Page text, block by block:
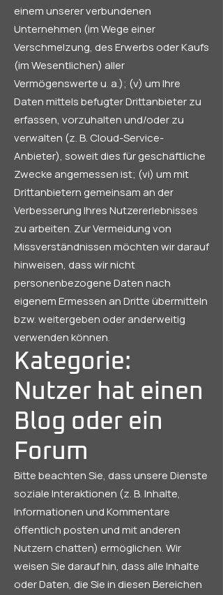
einem unserer verbundenen
Unternehmen (im Wege einer
Verschmelzung, des Erwerbs oder Kaufs
(im Wesentlichen) aller
Vermögenswerte u. a.); (v) um Ihre
Daten mittels befugter Drittanbieter zu
erfassen, vorzuhalten und/oder zu
verwalten (z. B. Cloud-Service-
Anbieter), soweit dies für geschäftliche
Zwecke angemessen ist; (vi) um mit
Drittanbietern gemeinsam an der
Verbesserung Ihres Nutzererlebnisses
zu arbeiten. Zur Vermeidung von
Missverständnissen möchten wir darauf
hinweisen, dass wir nicht
personenbezogene Daten nach
eigenem Ermessen an Dritte übermitteln
bzw. weitergeben oder anderweitig
verwenden können.
Kategorie:
Nutzer hat einen
Blog oder ein
Forum
Bitte beachten Sie, dass unsere Dienste
soziale Interaktionen (z. B. Inhalte,
Informationen und Kommentare
öffentlich posten und mit anderen
Nutzern chatten) ermöglichen. Wir
weisen Sie darauf hin, dass alle Inhalte
oder Daten, die Sie in diesen Bereichen